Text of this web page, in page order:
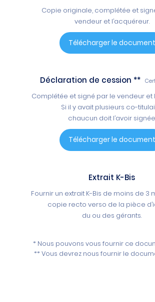
Copie originale, complétée et
vendeur et l’acquéreur.
Télécharger le document
Déclaration de cession
Complétée et signé par le vendeur et
Si il y avait plusieurs co-
chaucun doit l’avoir
Télécharger le document
Extrait K-Bis
Fournir un extrait K-Bis de moins de 3
copie recto verso de la pièce
du ou des gérants.
* Nous pouvons vous fournir ce
** Vous devrez nous fournir le